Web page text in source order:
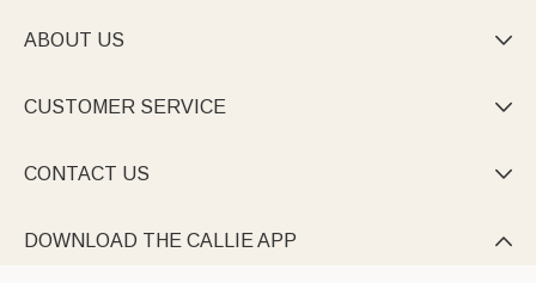
ABOUT US 
CUSTOMER SERVICE 
CONTACT US 
DOWNLOAD THE CALLIE APP 